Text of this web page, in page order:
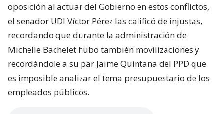
oposición al actuar del Gobierno en estos conflictos,
el senador UDI Víctor Pérez las calificó de injustas,
recordando que durante la administración de
Michelle Bachelet hubo también movilizaciones y
recordándole a su par Jaime Quintana del PPD que
es imposible analizar el tema presupuestario de los
empleados públicos.